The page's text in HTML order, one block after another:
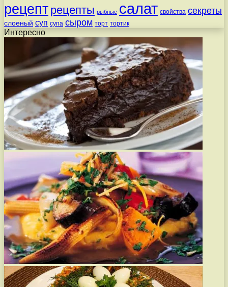
рецепт рецепты рыбные салат свойства секреты
слоеный суп супа сыром торт тортик
Интересно